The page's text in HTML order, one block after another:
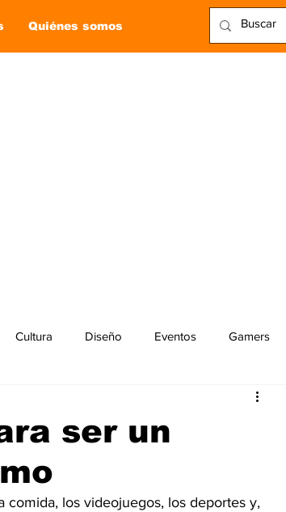
Quiénes somos
Cultura Diseño Eventos Gamers
Café Digital
ser un
comida, los videojuegos, los deportes y,